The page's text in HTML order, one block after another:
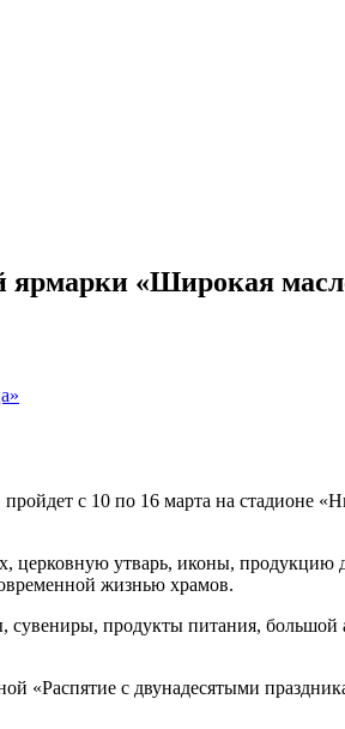
ярмарки «Широкая
с 10 по 16 марта на стадионе
церковную утварь, иконы,
жизнью храмов.
продукты питания, большой
«Распятие с двунадесятыми